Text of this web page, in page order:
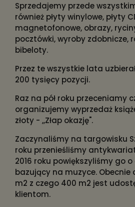
Sprzedajemy przede
również płyty winylowe, płyty
magnetofonowe, obrazy,
pocztówki, wyroby zdobnicze,
bibeloty.
Przez te wszystkie lata
200 tysięcy pozycji.
Raz na pół roku przeceniamy
organizujemy wyprzedaż
złoty - ,,Złap okazję".
Zaczynaliśmy na targowisku
roku przenieśliśmy
2016 roku powiększyliśmy go
bazujący na muzyce.
m2 z czego 400 m2 jest
klientom.